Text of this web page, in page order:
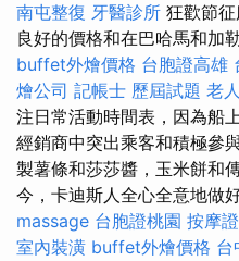
南屯整復 牙醫診所 狂歡節
良好的價格和在巴哈馬和加
buffet外燴價格 台胞證高雄
燴公司 記帳士 歷屆試題 老
注日常活動時間表，因為船
經銷商中突出乘客和積極參
製薯條和莎莎醬，玉米餅和
今，卡迪斯人全心全意地做
massage 台胞證桃園 按摩
室內裝潢 buffet外燴價格 台